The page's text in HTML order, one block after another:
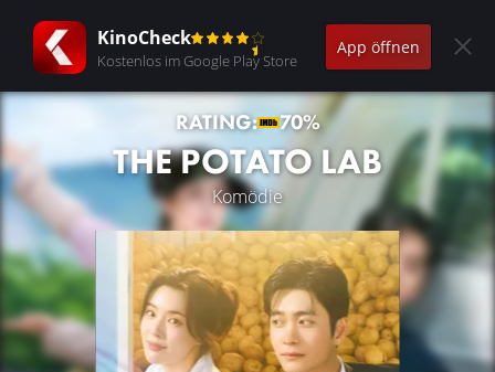
KinoCheck
Kostenlos im Google Play Store
App öffnen
RATING: 70%
THE POTATO LAB
Komödie